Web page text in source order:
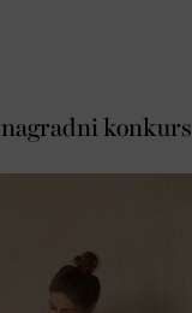
konkurs